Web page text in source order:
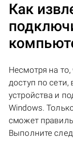
Как
Несмотря на то,
доступ по
устройства и
Windows.
сможет
Выполните